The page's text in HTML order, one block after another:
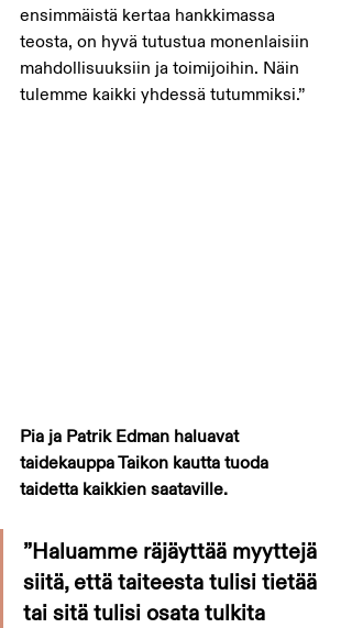
ensimmäistä kertaa hankkimassa
teosta, on hyvä tutustua monenlaisiin
mahdollisuuksiin ja toimijoihin. Näin
tulemme kaikki yhdessä tutummiksi.”
Pia ja Patrik Edman haluavat
taidekauppa Taikon kautta tuoda
taidetta kaikkien saataville.
”Haluamme räjäyttää myyttejä
siitä, että taiteesta tulisi tietää
tai sitä tulisi osata tulkita